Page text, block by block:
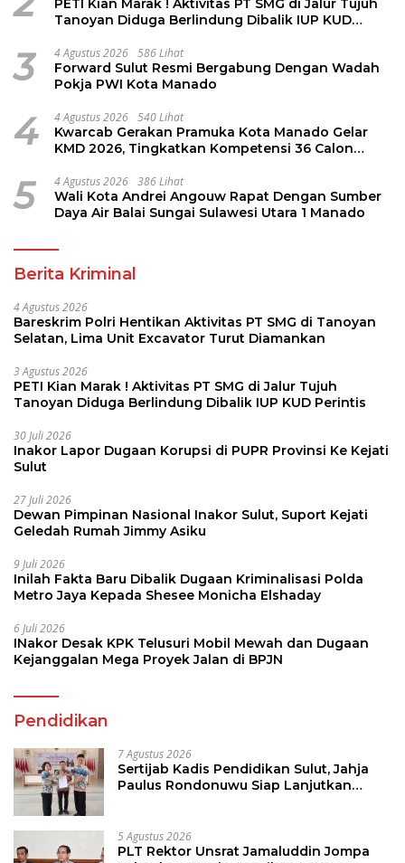
PETI Kian Marak ! Aktivitas PT SMG di Jalur Tujuh
Tanoyan Diduga Berlindung Dibalik IUP KUD
3 4 Agustus 2026 586 Lihat
Forward Sulut Resmi Bergabung Dengan Wadah
Pokja PWI Kota Manado
4 4 Agustus 2026 540 Lihat
Kwarcab Gerakan Pramuka Kota Manado Gelar
KMD 2026, Tingkatkan Kompetensi 36 Calon
5 4 Agustus 2026 386 Lihat
Wali Kota Andrei Angouw Rapat Dengan Sumber
Daya Air Balai Sungai Sulawesi Utara 1 Manado
Berita Kriminal
4 Agustus 2026
Bareskrim Polri Hentikan Aktivitas PT SMG di Tanoyan
Selatan, Lima Unit Excavator Turut Diamankan
3 Agustus 2026
PETI Kian Marak ! Aktivitas PT SMG di Jalur Tujuh
Tanoyan Diduga Berlindung Dibalik IUP KUD Perintis
30 Juli 2026
Inakor Lapor Dugaan Korupsi di PUPR Provinsi Ke Kejati
Sulut
27 Juli 2026
Dewan Pimpinan Nasional Inakor Sulut, Suport Kejati
Geledah Rumah Jimmy Asiku
9 Juli 2026
Inilah Fakta Baru Dibalik Dugaan Kriminalisasi Polda
Metro Jaya Kepada Shesee Monicha Elshaday
6 Juli 2026
INakor Desak KPK Telusuri Mobil Mewah dan Dugaan
Kejanggalan Mega Proyek Jalan di BPJN
Pendidikan
7 Agustus 2026
Sertijab Kadis Pendidikan Sulut, Jahja
Paulus Rondonuwu Siap Lanjutkan
5 Agustus 2026
PLT Rektor Unsrat Jamaluddin Jompa